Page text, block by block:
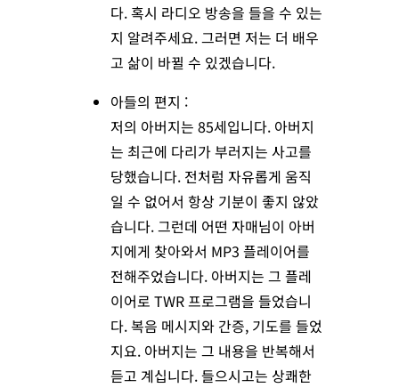
다. 혹시 라디오 방송을 들을 수 있는
지 알려주세요. 그러면 저는 더 배우
고 삶이 바뀔 수 있겠습니다.
아들의 편지 :
저의 아버지는 85세입니다. 아버지
는 최근에 다리가 부러지는 사고를
당했습니다. 전처럼 자유롭게 움직
일 수 없어서 항상 기분이 좋지 않았
습니다. 그런데 어떤 자매님이 아버
지에게 찾아와서 MP3 플레이어를
전해주었습니다. 아버지는 그 플레
이어로 TWR 프로그램을 들었습니
다. 복음 메시지와 간증, 기도를 들었
지요. 아버지는 그 내용을 반복해서
듣고 계십니다. 들으시고는 상쾌한